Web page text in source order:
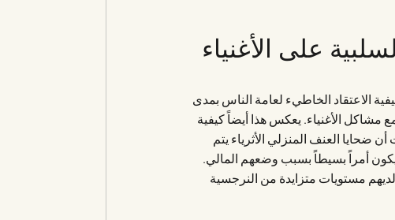
على الأغنياء
الاعتقاد الخاطيء لعامة الناس بمدى
مشاكل الأغنياء. يعكس هذا أيضاً كيفية
ضحايا العنف المنزلي الأثرياء يتم
أمراً بسيطاً بسبب وضعهم المالي.
لديهم مستويات متزايدة من النرجسية